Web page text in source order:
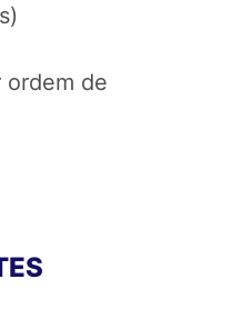
ordem de